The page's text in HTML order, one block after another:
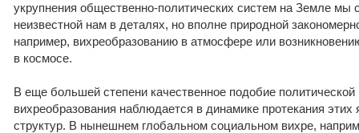
укрупнения общественно-политических систем на Земле мы
неизвестной нам в деталях, но вполне природной
например, вихреобразованию в атмосфере или
в космосе.
В еще большей степени качественное подобие политической
вихреобразования наблюдается в динамике протекания этих
структур. В нынешнем глобальном социальном вихре,